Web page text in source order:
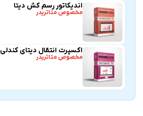
اندیکاتور رسم کش دیتا
مخصوص متاتریدر
اکسپرت انتقال دیتای کندلی
مخصوص متاتریدر